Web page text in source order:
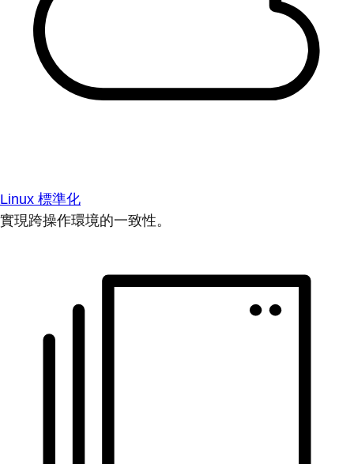
Linux 標準化
實現跨操作環境的一致性。